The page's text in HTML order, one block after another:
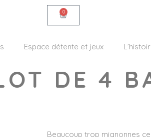
0
Espace détente et jeux
DE 4
Beaucoup trop mignonnes